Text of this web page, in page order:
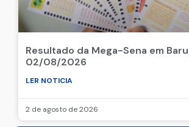
Resultado da Mega-Sena em
02/08/2026
LER NOTICIA
2 de agosto de 2026